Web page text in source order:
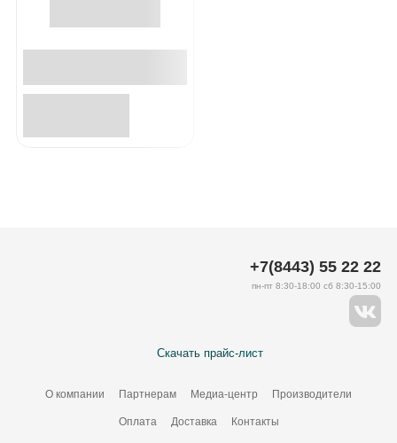
Скачать прайс-лист
О компании Партнерам Медиа-центр Производители
Оплата Доставка Контакты
+7(8443) 55 22 22
пн-пт 8:30-18:00 сб 8:30-15:00